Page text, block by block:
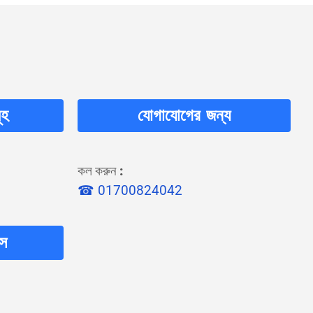
যোগাযোগের জন্য
কল করুন:
☎ 01700824042